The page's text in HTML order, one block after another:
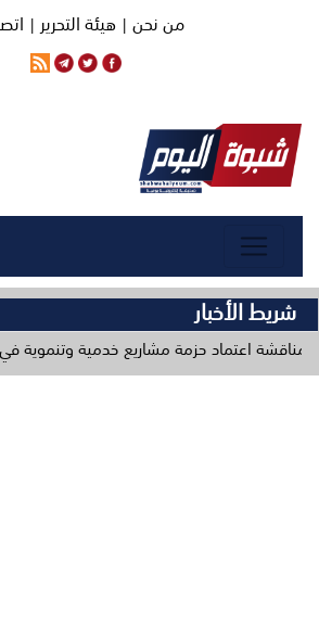
من نحن |هيئة التحرير |
شريط الأخبار
مشاريع خدمية وتنموية في ختام ورشة